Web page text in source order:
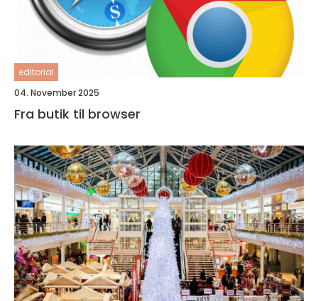
editorial
04. November 2025
Fra butik til browser